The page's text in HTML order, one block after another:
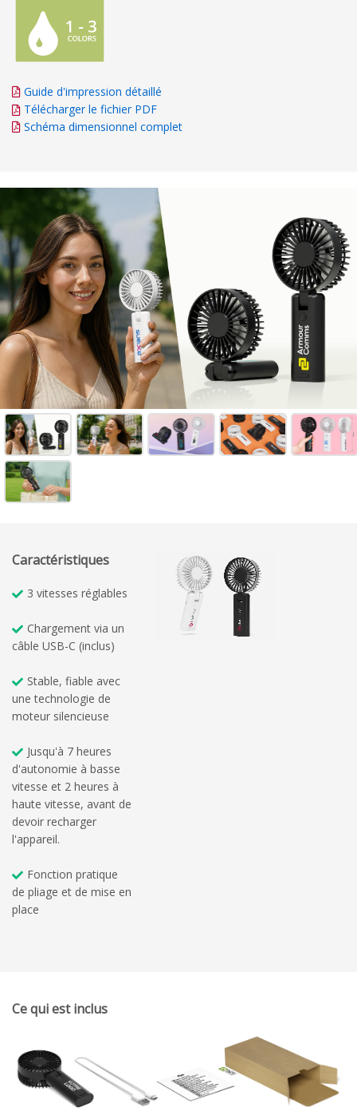
Guide d'impression détaillé
Télécharger le fichier PDF
Schéma dimensionnel complet
Caractéristiques
3 vitesses réglables
Chargement via un
câble USB-C (inclus)
Stable, fiable avec
une technologie de
moteur silencieuse
Jusqu'à 7 heures
d'autonomie à basse
vitesse et 2 heures à
haute vitesse, avant de
devoir recharger
l'appareil.
Fonction pratique
de pliage et de mise en
place
Ce qui est inclus